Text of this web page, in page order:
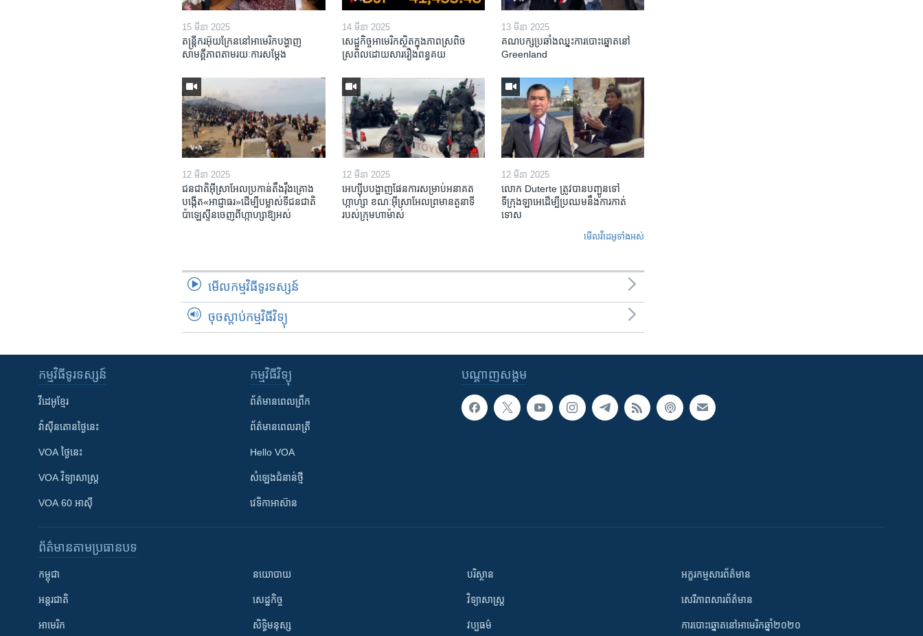
15 មីនា 2025
តន្ត្រីករ​អ៊ុយក្រែន​នៅ​អាមេរិក​បង្ហាញ​
សាមគ្គីភាព​តាម​រយៈ​ការសម្តែង
14 មីនា 2025
សេដ្ឋកិច្ច​អាមេរិក​ស្ថិត​ក្នុង​ភាពស្រពិច
ស្រពិល​ដោយសារ​រឿង​ពន្ធគយ
13 មីនា 2025
គណបក្ស​ប្រឆាំង​ឈ្នះ​ការបោះឆ្នោត​នៅ
Greenland
12 មីនា 2025
ជនជាតិ​អ៊ីស្រាអែល​ប្រកាន់​តឹងរ៉ឹង​គ្រោង​
បង្កើត​«អាជ្ញាធរ‍»​ដើម្បី​បម្លាស់​ទី​ជនជាតិ​
ប៉ាឡេស្ទីន​ចេញពី​ហ្កាហ្សា​ឱ្យ​អស់
12 មីនា 2025
អេហ្ស៊ីប​បង្ហាញ​ផែនការ​សម្រាប់​អនាគត​
ហ្កាហ្សា ខណៈ​អ៊ីស្រាអែល​ព្រមាន​តួនាទី​
របស់​ក្រុម​ហាម៉ាស់
12 មីនា 2025
លោក Duterte ត្រូវ​បាន​បញ្ជូនទៅ
ទីក្រុងឡាអេ​ដើម្បី​ប្រឈម​នឹង​ការកាត់
ទោស
មើល​វីដេអូ​ទាំង​អស់
មើល​កម្មវិធី​ទូរទស្សន៍
ចុចស្តាប់កម្មវិធីវិទ្យុ
បណ្តាញ​សង្គម
កម្មវិធី​ទូរទស្សន៍
វីដេអូ​ខ្មែរ
វ៉ាស៊ីនតោន​ថ្ងៃ​នេះ
VOA ថ្ងៃនេះ
VOA ​វិទ្យាសាស្ត្រ
VOA 60 អាស៊ី
កម្មវិធី​វិទ្យុ
ព័ត៌មាន​ពេល​ព្រឹក
ព័ត៌មាន​​ពេល​រាត្រី
Hello VOA
សំឡេង​ជំនាន់​ថ្មី
វេទិកា​អាស៊ាន
ព័ត៌មាន​តាមប្រធានបទ​
កម្ពុជា
អន្តរជាតិ
អាមេរិក
នយោបាយ
សេដ្ឋកិច្ច
សិទ្ធិមនុស្ស
បរិស្ថាន
វិទ្យាសាស្រ្ត
វប្បធម៌
អក្ខរកម្មសារព័ត៌មាន
សេរីភាពសារព័ត៌មាន
ការបោះឆ្នោតនៅអាមេរិកឆ្នាំ២០២០